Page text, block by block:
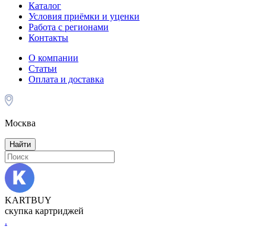
Каталог
Условия приёмки и уценки
Работа с регионами
Контакты
О компании
Статьи
Оплата и доставка
Москва
Найти
KARTBUY
скупка картриджей
.